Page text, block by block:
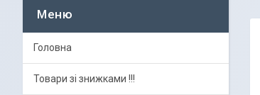
Головна
Товари зі знижками !!!